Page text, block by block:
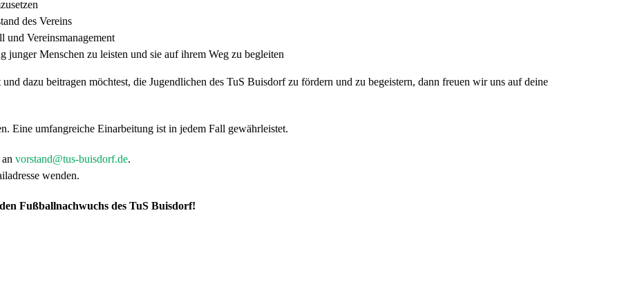
des Vereins
Vereinsmanagement
Menschen zu leisten und sie auf ihrem Weg zu begleiten
dazu beitragen möchtest, die Jugendlichen des TuS Buisdorf zu fördern und zu begeistern, dann freuen wir uns auf deine
Eine umfangreiche Einarbeitung ist in jedem Fall gewährleistet.
vorstand@tus-buisdorf.de.
wenden.
Fußballnachwuchs des TuS Buisdorf!